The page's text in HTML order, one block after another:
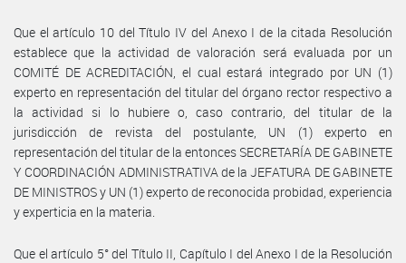
Que el artículo 10 del Título IV del Anexo I de la citada Resolución
establece que la actividad de valoración será evaluada por un
COMITÉ DE ACREDITACIÓN, el cual estará integrado por UN (1)
experto en representación del titular del órgano rector respectivo a
la actividad si lo hubiere o, caso contrario, del titular de la
jurisdicción de revista del postulante, UN (1) experto en
representación del titular de la entonces SECRETARÍA DE GABINETE
Y COORDINACIÓN ADMINISTRATIVA de la JEFATURA DE GABINETE
DE MINISTROS y UN (1) experto de reconocida probidad, experiencia
y experticia en la materia.
Que el artículo 5° del Título II, Capítulo I del Anexo I de la Resolución